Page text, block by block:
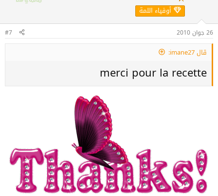
أوفياء اللمة
26 جوان 2010 #7
قال imane27:
merci pour la recette